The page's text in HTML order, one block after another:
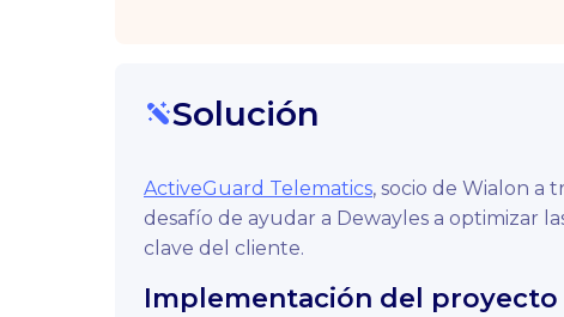
Solución
ActiveGuard Telematics, socio de Wialon a
desafío de ayudar a Dewayles a optimizar
clave del cliente.
Implementación del proyecto